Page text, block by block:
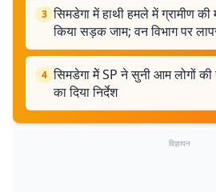
3 सिमडेगा में हाथी हमले में ग्रामीण की
किया सड़क जाम; वन विभाग पर
4 सिमडेगा मेें SP ने सुनी आम लोगों की
का दिया निर्देश
विज्ञापन